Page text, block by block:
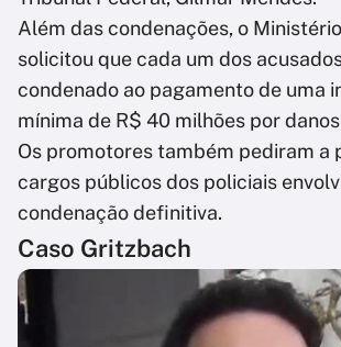
Além das condenações, o
solicitou que cada um dos
condenado ao pagamento de uma
mínima de R$ 40 milhões por
Os promotores também pediram a
cargos públicos dos policiais
condenação definitiva.
Caso Gritzbach